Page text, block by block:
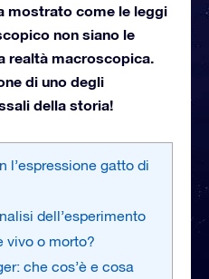
mostrato come le leggi
non siano le
realtà macroscopica.
di uno degli
della storia!
l’espressione gatto di
dell’esperimento
vivo o morto?
che cos’è e cosa